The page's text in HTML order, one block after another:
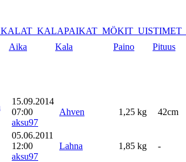
KALAT KALAPAIKAT MÖKIT UISTIMET
Aika Kala Paino Pituus
15.09.2014
07:00
aksu97
Ahven 1,25 kg 42cm
05.06.2011
12:00
aksu97
Lahna 1,85 kg -